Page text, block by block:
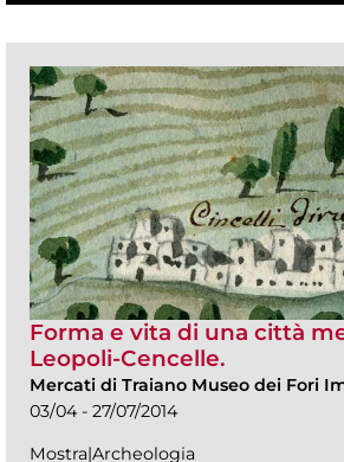
Forma e vita di una città
Leopoli-Cencelle.
Mercati di Traiano Museo dei Fori
03/04 - 27/07/2014
Mostra|Archeologia